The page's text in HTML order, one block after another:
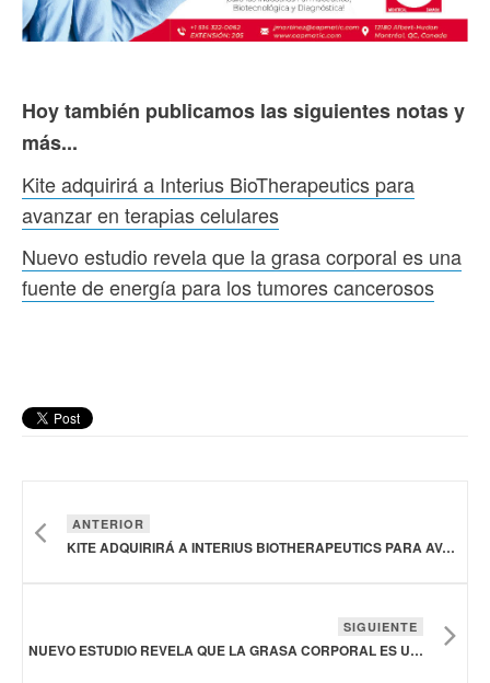
Hoy también publicamos las siguientes notas y
más...
Kite adquirirá a Interius BioTherapeutics para
avanzar en terapias celulares
Nuevo estudio revela que la grasa corporal es una
fuente de energía para los tumores cancerosos
ANTERIOR
KITE ADQUIRIRÁ A INTERIUS BIOTHERAPEUTICS PARA AVANZAR EN TERAPIAS CELULARES
SIGUIENTE
NUEVO ESTUDIO REVELA QUE LA GRASA CORPORAL ES UNA FUENTE DE ENERGÍA PARA LOS TUMORES CANCEROSOS